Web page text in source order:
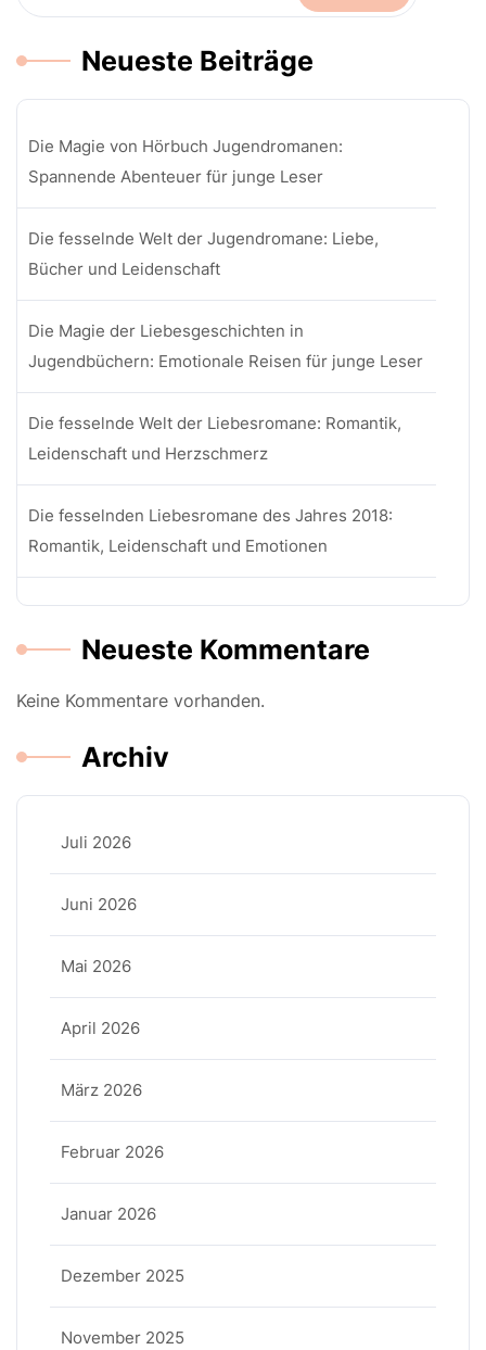
Neueste Beiträge
Die Magie von Hörbuch Jugendromanen:
Spannende Abenteuer für junge Leser
Die fesselnde Welt der Jugendromane: Liebe,
Bücher und Leidenschaft
Die Magie der Liebesgeschichten in
Jugendbüchern: Emotionale Reisen für junge Leser
Die fesselnde Welt der Liebesromane: Romantik,
Leidenschaft und Herzschmerz
Die fesselnden Liebesromane des Jahres 2018:
Romantik, Leidenschaft und Emotionen
Neueste Kommentare
Keine Kommentare vorhanden.
Archiv
Juli 2026
Juni 2026
Mai 2026
April 2026
März 2026
Februar 2026
Januar 2026
Dezember 2025
November 2025